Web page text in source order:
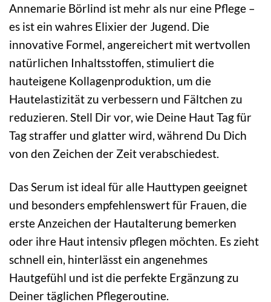
Annemarie Börlind ist mehr als nur eine Pflege –
es ist ein wahres Elixier der Jugend. Die
innovative Formel, angereichert mit wertvollen
natürlichen Inhaltsstoffen, stimuliert die
hauteigene Kollagenproduktion, um die
Hautelastizität zu verbessern und Fältchen zu
reduzieren. Stell Dir vor, wie Deine Haut Tag für
Tag straffer und glatter wird, während Du Dich
von den Zeichen der Zeit verabschiedest.
Das Serum ist ideal für alle Hauttypen geeignet
und besonders empfehlenswert für Frauen, die
erste Anzeichen der Hautalterung bemerken
oder ihre Haut intensiv pflegen möchten. Es zieht
schnell ein, hinterlässt ein angenehmes
Hautgefühl und ist die perfekte Ergänzung zu
Deiner täglichen Pflegeroutine.